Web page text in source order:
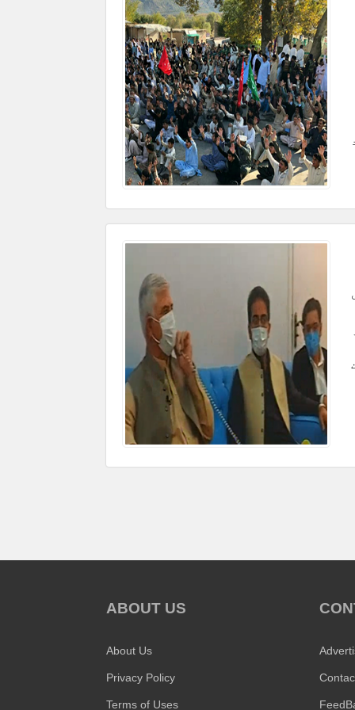
ABOUT US
About Us
Privacy Policy
Terms of Uses